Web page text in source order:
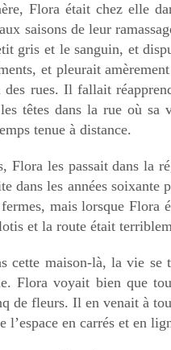
Flora était chez elle
saisons de leur
gris et le sanguin, et
et pleurait
des rues. Il fallait
têtes dans la rue où
tenue à distance.
Flora les passait dans la
dans les années
mais lorsque Flora
et la route était
cette maison-là, la vie se
Flora voyait bien que
de fleurs. Il en venait à
l’espace en carrés et en